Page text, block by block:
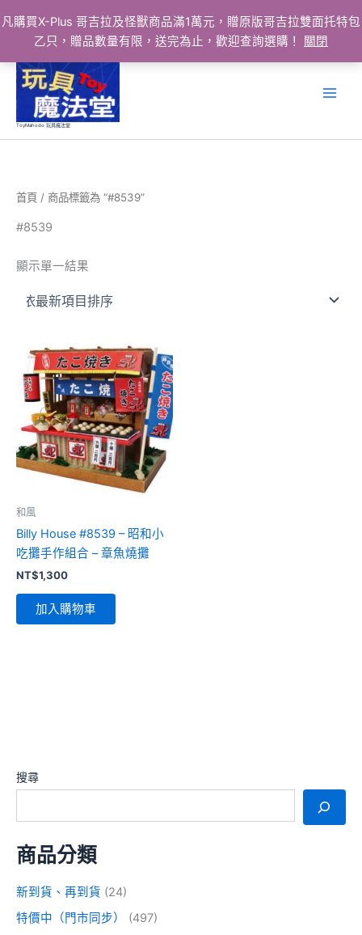
凡購買X-Plus 哥吉拉及怪獸商品滿1萬元，贈原版哥吉拉雙面托特包
乙只，贈品數量有限，送完為止，歡迎查詢選購！
關閉
ToyMahodo 玩具魔法堂
搜尋
商品分類
新到貨、再到貨 (24)
特價中（門市同步）
(497)
首頁 / 商品標籤為 “#8539”
#8539
顯示單一結果
和風
Billy House #8539 – 昭和小
吃攤手作組合 – 章魚燒攤
NT$1,300
加入購物車